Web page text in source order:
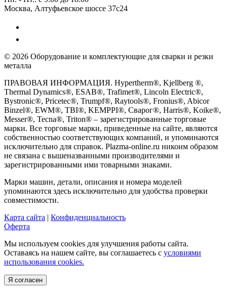
Москва, Алтуфьевское шоссе 37с24
© 2026 Оборудование и комплектующие для сварки и резки
металла
ПРАВОВАЯ ИНФОРМАЦИЯ. Hypertherm®, Kjellberg ®,
Thermal Dynamics®, ESAB®, Trafimet®, Lincoln Electric®,
Bystronic®, Pricetec®, Trumpf®, Raytools®, Fronius®, Abicor
Binzel®, EWM®, TBI®, KEMPPI®, Сварог®, Harris®, Koike®,
Messer®, Tecna®, Triton® – зарегистрированные торговые
марки. Все торговые марки, приведенные на сайте, являются
собственностью соответствующих компаний, и упоминаются
исключительно для справок. Plazma-online.ru никоим образом
не связана с вышеназванными производителями и
зарегистрированными ими товарными знаками.
Марки машин, детали, описания и номера моделей
упоминаются здесь исключительно для удобства проверки
совместимости.
Карта сайта | Конфиденциальность
Оферта
Мы используем cookies для улучшения работы сайта.
Оставаясь на нашем сайте, вы соглашаетесь с условиями
использования cookies.
Я согласен